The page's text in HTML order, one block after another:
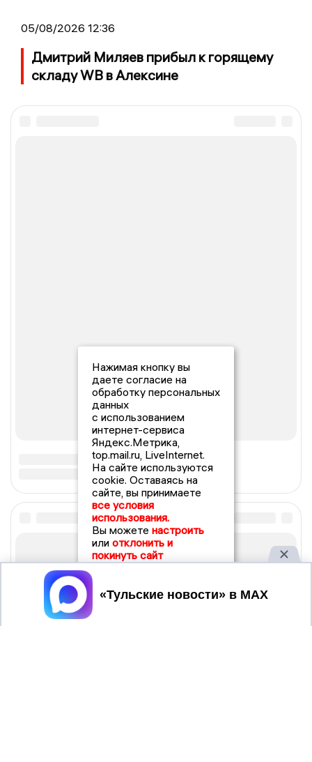
05/08/2026 12:36
Дмитрий Миляев прибыл к горящему
складу WB в Алексине
Нажимая кнопку вы
даете согласие на
обработку персональных
данных
с использованием
интернет-сервиса
Яндекс.Метрика,
top.mail.ru, LiveInternet.
На сайте используются
cookie. Оставаясь на
сайте, вы принимаете
все условия
использования.
Вы можете настроить
или отклонить и
покинуть сайт
Принять